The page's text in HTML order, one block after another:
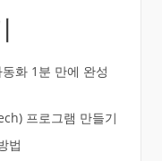
화 1분 만에 완성
프로그램 만들기
법